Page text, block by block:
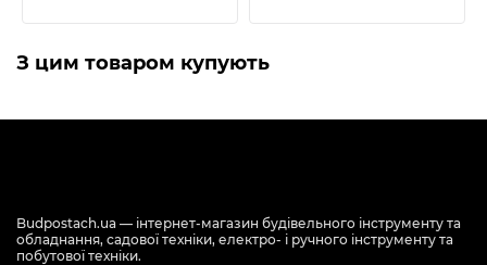
З цим товаром купують
Budpostach.ua — інтернет-магазин будівельного інструменту та
обладнання, садової техніки, електро- і ручного інструменту та
побутової техніки.